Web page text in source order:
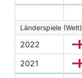
Länderspiele (Welt)
2022
2021